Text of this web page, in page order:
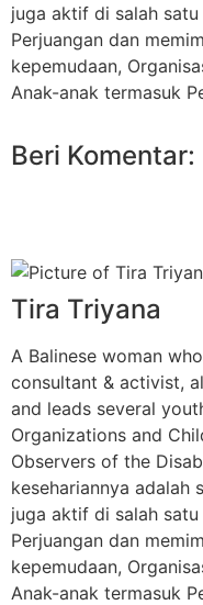
juga aktif di salah
Perjuangan dan
kepemudaan,
Anak-anak termasuk
Beri Komentar:
Tira Triyana
A Balinese woman
consultant & activist,
and leads several
Organizations and
Observers of the
kesehariannya adalah
juga aktif di salah
Perjuangan dan
kepemudaan,
Anak-anak termasuk